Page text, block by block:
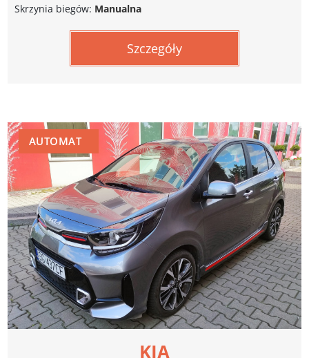
Skrzynia biegów: Manualna
Szczegóły
AUTOMAT
KIA